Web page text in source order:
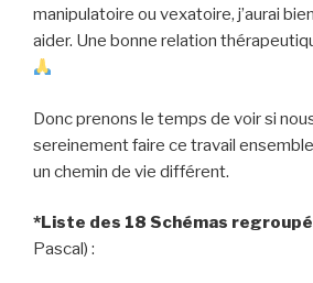
manipulatoire ou vexatoire, j’aurai
aider. Une bonne relation
Donc prenons le temps de voir si
sereinement faire ce travail
un chemin de vie différent.
*Liste des 18 Schémas
Pascal) :